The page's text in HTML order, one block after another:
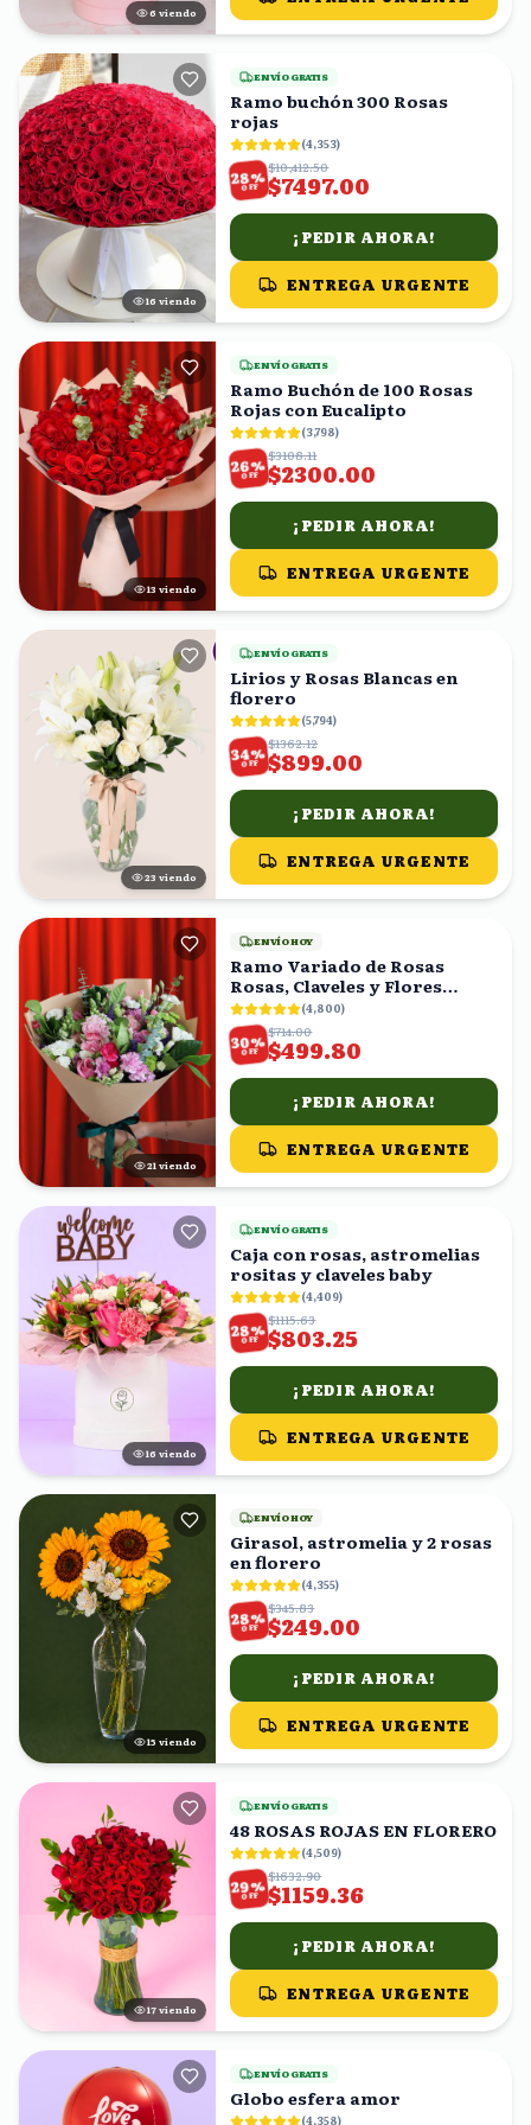
5 viendo
15 viendo
ENVÍO GRATIS
Ramo buchón 300 Rosas
rojas
(4,353)
28%
OFF
$10,412.50
$7497.00
¡PEDIR AHORA!
ENTREGA URGENTE
14 viendo
ENVÍO GRATIS
Ramo Buchón de 100 Rosas
Rojas con Eucalipto
(3,798)
26%
OFF
$3108.11
$2300.00
¡PEDIR AHORA!
ENTREGA URGENTE
24 viendo
ENVÍO GRATIS
Lirios y Rosas Blancas en
florero
(5,794)
34%
OFF
$1362.12
$899.00
¡PEDIR AHORA!
ENTREGA URGENTE
20 viendo
ENVÍO HOY
Ramo Variado de Rosas
Rosas, Claveles y Flores
Mixtas con Eucalipto
(4,800)
30%
OFF
$714.00
$499.80
¡PEDIR AHORA!
ENTREGA URGENTE
15 viendo
ENVÍO GRATIS
Caja con rosas, astromelias
rositas y claveles baby
(4,409)
28%
OFF
$1115.63
$803.25
¡PEDIR AHORA!
ENTREGA URGENTE
15 viendo
ENVÍO HOY
Girasol, astromelia y 2 rosas
en florero
(4,355)
28%
OFF
$345.83
$249.00
¡PEDIR AHORA!
ENTREGA URGENTE
18 viendo
ENVÍO GRATIS
48 ROSAS ROJAS EN FLORERO
(4,509)
29%
OFF
$1632.90
$1159.36
¡PEDIR AHORA!
ENTREGA URGENTE
ENVÍO GRATIS
Globo esfera amor
(4,358)